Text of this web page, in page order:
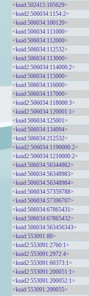
<kuid:502415:105629>
<kuid2:506034:1154:2>
<kuid:506034:100120>
<kuid:506034:111000>
<kuid:506034:112000>
<kuid:506034:112532>
<kuid:506034:113000>
<kuid2:506034:114000:2>
<kuid:506034:115000>
<kuid:506034:116000>
<kuid:506034:117000>
<kuid2:506034:118000:3>
<kuid2:506034:120001:1>
<kuid:506034:125001>
<kuid:506034:134094>
<kuid:506034:212532>
<kuid2:506034:1190000:2>
<kuid2:506034:1210000:2>
<kuid:506034:56344862>
<kuid:506034:56348983>
<kuid:506034:56348984>
<kuid:506034:57359788>
<kuid:506034:57396707>
<kuid:506034:67865431>
<kuid:506034:67865432>
<kuid:506034:563456343>
<kuid:553091:80>
<kuid2:553091:2760:1>
<kuid2:553091:2972:4>
<kuid2:553091:60373:1>
<kuid2:553091:200051:1>
<kuid2:553091:200052:1>
<kuid:553091:200055>